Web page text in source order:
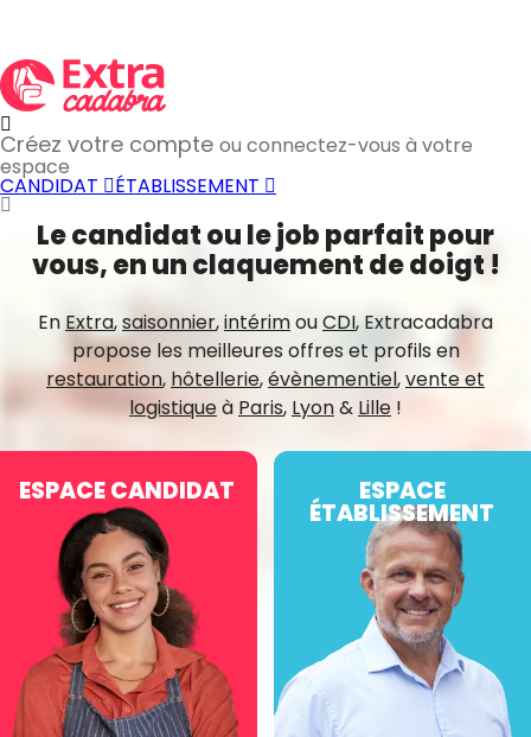
Créez votre compte ou connectez-vous à votre
espace
CANDIDAT ÉTABLISSEMENT
Le candidat ou le job parfait pour
vous, en un claquement de doigt !
En Extra,saisonnier,intérimouCDI, Extracadabra
propose les meilleures offres et profils en
restauration, hôtellerie,évènementiel,vente et
logistiqueà Paris, Lyon& Lille !
ESPACE CANDIDAT ESPACE
ÉTABLISSEMENT